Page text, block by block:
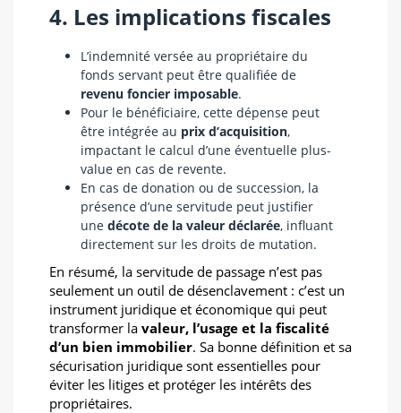
4. Les implications fiscales
L’indemnité versée au propriétaire du
fonds servant peut être qualifiée de
revenu foncier imposable.
Pour le bénéficiaire, cette dépense peut
être intégrée au prix d’acquisition,
impactant le calcul d’une éventuelle plus-
value en cas de revente.
En cas de donation ou de succession, la
présence d’une servitude peut justifier
une décote de la valeur déclarée, influant
directement sur les droits de mutation.
En résumé, la servitude de passage n’est pas
seulement un outil de désenclavement : c’est un
instrument juridique et économique qui peut
transformer la valeur, l’usage et la fiscalité
d’un bien immobilier. Sa bonne définition et sa
sécurisation juridique sont essentielles pour
éviter les litiges et protéger les intérêts des
propriétaires.